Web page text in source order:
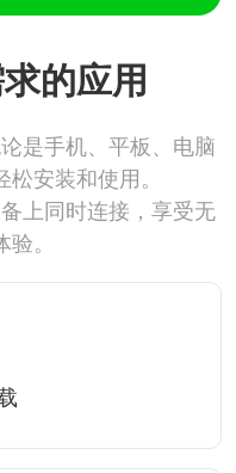
的应用
是手机、平板、电脑
安装和使用。
上同时连接，享受无
。